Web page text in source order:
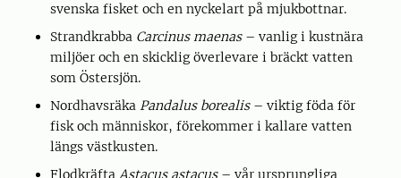
svenska fisket och en nyckelart på mjukbottnar.
Strandkrabba Carcinus maenas– vanlig i kustnära
miljöer och en skicklig överlevare i bräckt vatten
som Östersjön.
Nordhavsräka Pandalus borealis– viktig föda för
fisk och människor, förekommer i kallare vatten
längs västkusten.
Flodkräfta Astacus astacus– vår ursprungliga